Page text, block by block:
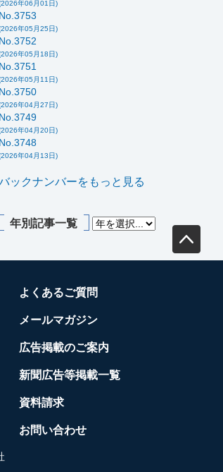
年06月01日)
No.3753
年05月25日)
No.3752
年05月18日)
No.3751
年05月11日)
No.3750
年04月27日)
No.3749
年04月20日)
No.3748
年04月13日)
ックナンバーをもっと見る
年別記事一覧
よくあるご質問
メールマガジン
広告掲載のご案内
新聞広告等掲載一覧
資料請求
お問い合わせ